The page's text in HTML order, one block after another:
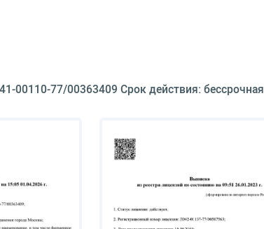
00110-77/00363409 Срок действия: бессрочная